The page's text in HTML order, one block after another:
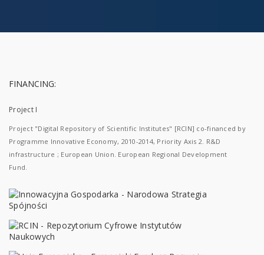
FINANCING:
Project I
Project "Digital Repository of Scientific Institutes" [RCIN] co-financed by
Programme Innovative Economy, 2010-2014, Priority Axis 2. R&D
infrastructure ; European Union. European Regional Development
Fund.